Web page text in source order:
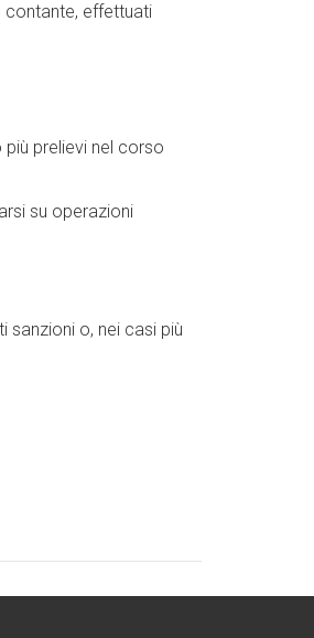
contante, effettuati
prelievi nel corso
su operazioni
o, nei casi più